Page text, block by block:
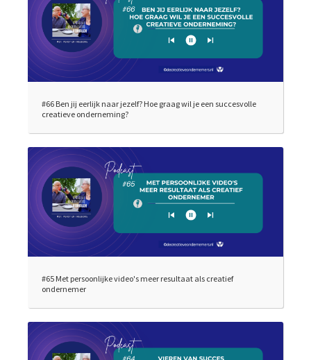
#66 Ben jij eerlijk naar jezelf? Hoe graag wil je een succesvolle
creatieve onderneming?
#65 Met persoonlijke video's meer resultaat als creatief
ondernemer